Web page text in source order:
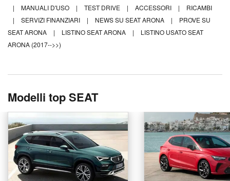
|
MANUALI D'USO | TEST DRIVE | ACCESSORI |
RICAMBI
|
SERVIZI FINANZIARI | NEWS SU SEAT ARONA |
PROVE SU
SEAT ARONA
| LISTINO SEAT ARONA |
LISTINO USATO SEAT
ARONA (2017-->>)
Modelli top SEAT